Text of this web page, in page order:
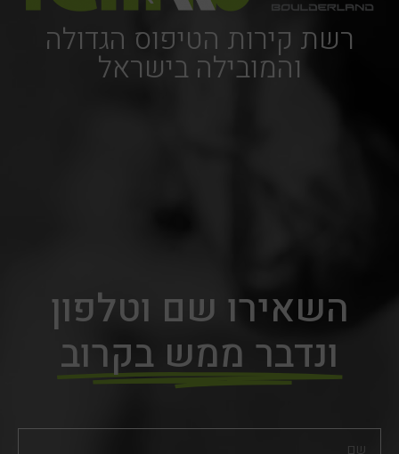
רשת קירות הטיפוס הגדולה
והמובילה בישראל
השאירו שם וטלפון
ונדבר ממש בקרוב